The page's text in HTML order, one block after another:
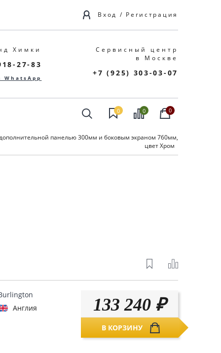
Вход / Регистрация
Химки
27-83
WhatsApp
Сервисный центр
в Москве
+7 (925) 303-03-07
0 0 0
панелью 300мм и боковым экраном 760мм,
цвет Хром
Англия 133 240 ₽
В КОРЗИНУ